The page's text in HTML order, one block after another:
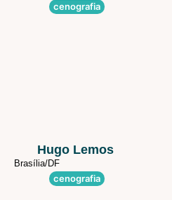
cenografia
Hugo Lemos
Brasília/DF
cenografia